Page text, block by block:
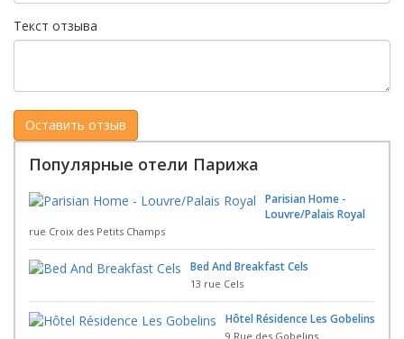
Текст отзыва
Популярные отели Парижа
Parisian Home -
Louvre/Palais Royal
rue Croix des Petits Champs
Bed And Breakfast Cels
13 rue Cels
Hôtel Résidence Les Gobelins
9 Rue des Gobelins